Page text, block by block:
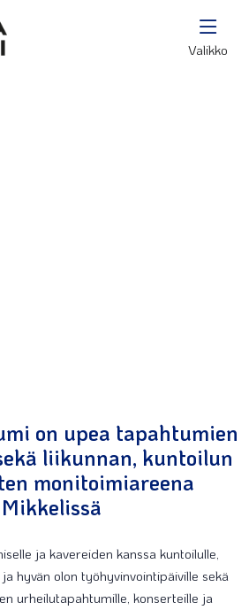
Valikko
on upea tapahtumien
liikunnan, kuntoilun
monitoimiareena
Mikkelissä
ja kavereiden kanssa kuntoilulle,
hyvän olon työhyvinvointipäiville sekä
urheilutapahtumille, konserteille ja